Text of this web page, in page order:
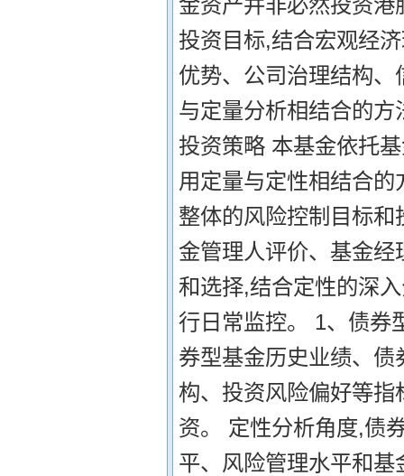
金资产并非必然投资
投资目标,结合宏观经
优势、公司治理结构
与定量分析相结合的
投资策略 本基金依托
用定量与定性相结合
整体的风险控制目标
金管理人评价、基金
和选择,结合定性的深
行日常监控。 1、债券
券型基金历史业绩、
构、投资风险偏好等
资。 定性分析角度,债
平、风险管理水平和